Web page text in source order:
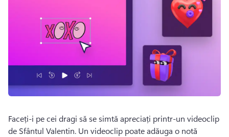
Faceți-i pe cei dragi să se simtă apreciați printr-un videoclip
de Sfântul Valentin. Un videoclip poate adăuga o notă